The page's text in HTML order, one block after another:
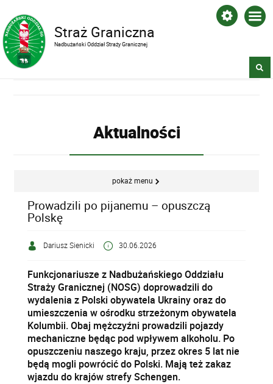
Straż Graniczna
Nadbużański Oddział Straży Granicznej
Aktualności
pokaż menu
Prowadzili po pijanemu – opuszczą
Polskę
Dariusz Sienicki 30.06.2026
Funkcjonariusze z Nadbużańskiego Oddziału
Straży Granicznej (NOSG) doprowadzili do
wydalenia z Polski obywatela Ukrainy oraz do
umieszczenia w ośrodku strzeżonym obywatela
Kolumbii. Obaj mężczyźni prowadzili pojazdy
mechaniczne będąc pod wpływem alkoholu. Po
opuszczeniu naszego kraju, przez okres 5 lat nie
będą mogli powrócić do Polski. Mają też zakaz
wjazdu do krajów strefy Schengen.